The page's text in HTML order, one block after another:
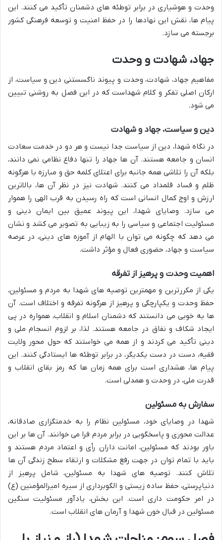
وحدت و هوشیاری در برابر توطئه های دشمنان تأکید می کنند. این
پیام ها، نقش این نهادها را در حفظ امنیت و توسعه فرهنگی کشور
برجسته می سازد.
جهاد، شهادت و وحدت
مفاهیم جهاد، شهادت، وحدت و پیوند ناگسستنی دین و سیاست، از
ارکان اصلی تفکر و کلام شهداست که در این فصل به روشنی تبیین
می شود.
دین و سیاست، جهاد و شهادت
در نگاه شهدا، دین از سیاست جدا نیست و هر دو در خدمت سعادت
انسان و جامعه هستند. آن ها جهاد را تنها دفاع نظامی نمی دانند،
بلکه آن را تلاشی همه جانبه برای اعتلای کلمه حق و مبارزه با هرگونه
ظلم و فساد قلمداد می کنند. شهادت نیز در نظر آن ها، بالاترین
ارزش و اوج کمال انسانی است که راه رسیدن به قرب الهی را هموار
می سازد. وصایای شهدا، این پیوند عمیق بین ایمان دینی و
مسئولیت اجتماعی و سیاسی را به زیبایی به تصویر می کشد و نشان
می دهد که چگونه می توان با الهام از آموزه های دینی، در عرصه
سیاست و جهاد، حضوری فعال و مؤثر داشت.
اهمیت وحدت و پرهیز از تفرقه
یکی از مکررترین و مهمترین توصیه های شهدا به مردم و مسئولین،
حفظ وحدت و یکپارچگی و پرهیز از هرگونه تفرقه و اختلاف است. آن
ها به خوبی می دانستند که دشمنان اسلام و انقلاب، همواره در پی
ایجاد شکاف و نفاق در جامعه هستند. لذا، بر لزوم انسجام ملی و
دینی تأکید می کردند و از همه می خواستند که حول محور ولایت
فقیه، دست در دست یکدیگر، در برابر توطئه ها ایستادگی کنند. این
پیام ها، هشداری است برای همه زمان ها که رمز بقای انقلاب و
قدرت ملی، در وحدت و همدلی است.
سفارش به مسئولین
شهدا در وصایای خود، مسئولین نظام را به خدمتگزاری صادقانه،
عدالت محوری و پاسخگویی در برابر مردم فرا می خوانند. آن ها بر این
باور بودند که مسئولین، امانت داران رأی و اعتماد مردم هستند و
باید با تمام توان در جهت رفع مشکلات و ارتقاء سطح زندگی آن ها
تلاش کنند. توصیه های شهدا به مسئولین، شامل پرهیز از
دنیاپرستی، حفظ ساده زیستی و الگوبرداری از سیره امیرالمؤمنین (ع)
در امر حکومت داری است. این بخش، یادآور مسئولیت سنگین
مسئولین در قبال خون شهدا و آرمان های انقلاب است.